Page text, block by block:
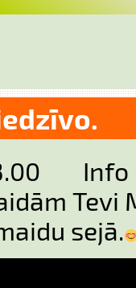
Tevi
sejā.